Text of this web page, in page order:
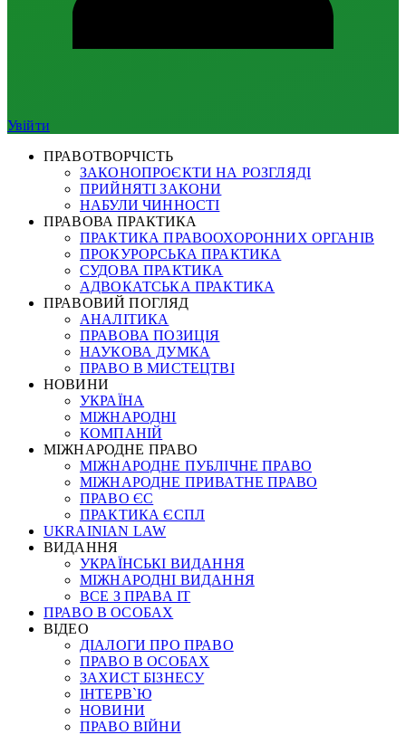
Увійти
ПРАВОТВОРЧІСТЬ
ЗАКОНОПРОЄКТИ НА РОЗГЛЯДІ
ПРИЙНЯТІ ЗАКОНИ
НАБУЛИ ЧИННОСТІ
ПРАВОВА ПРАКТИКА
ПРАКТИКА ПРАВООХОРОННИХ ОРГАНІВ
ПРОКУРОРСЬКА ПРАКТИКА
СУДОВА ПРАКТИКА
АДВОКАТСЬКА ПРАКТИКА
ПРАВОВИЙ ПОГЛЯД
АНАЛІТИКА
ПРАВОВА ПОЗИЦІЯ
НАУКОВА ДУМКА
ПРАВО В МИСТЕЦТВІ
НОВИНИ
УКРАЇНА
МІЖНАРОДНІ
КОМПАНІЙ
МІЖНАРОДНЕ ПРАВО
МІЖНАРОДНЕ ПУБЛІЧНЕ ПРАВО
МІЖНАРОДНЕ ПРИВАТНЕ ПРАВО
ПРАВО ЄС
ПРАКТИКА ЄСПЛ
UKRAINIAN LAW
ВИДАННЯ
УКРАЇНСЬКІ ВИДАННЯ
МІЖНАРОДНІ ВИДАННЯ
ВСЕ З ПРАВА ІТ
ПРАВО В ОСОБАХ
ВІДЕО
ДІАЛОГИ ПРО ПРАВО
ПРАВО В ОСОБАХ
ЗАХИСТ БІЗНЕСУ
ІНТЕРВ`Ю
НОВИНИ
ПРАВО ВІЙНИ